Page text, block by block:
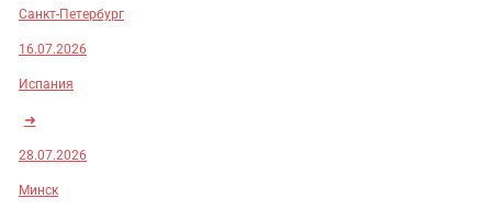
Санкт-Петербург
16.07.2026
Испания
➜
28.07.2026
Минск